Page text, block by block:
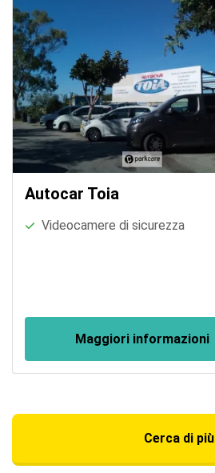
Autocar Toia
Videocamere di sicurezza
Maggiori informazioni
Cerca di più